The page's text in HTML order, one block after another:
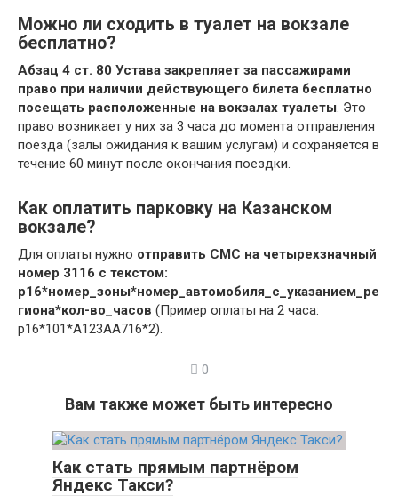
Можно ли сходить в туалет на вокзале
бесплатно?
Абзац 4 ст. 80 Устава закрепляет за пассажирами
право при наличии действующего билета бесплатно
посещать расположенные на вокзалах туалеты. Это
право возникает у них за 3 часа до момента отправления
поезда (залы ожидания к вашим услугам) и сохраняется в
течение 60 минут после окончания поездки.
Как оплатить парковку на Казанском
вокзале?
Для оплаты нужно отправить СМС на четырехзначный
номер 3116 с текстом:
р16*номер_зоны*номер_автомобиля_с_указанием_ре
гиона*кол-во_часов (Пример оплаты на 2 часа:
р16*101*А123AA716*2).
0
Вам также может быть интересно
Как стать прямым партнёром
Яндекс Такси?